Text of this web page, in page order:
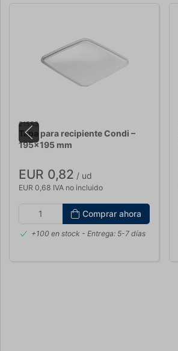
21553
Tapa para recipiente Condi –
195x195 mm
EUR 0,82 / ud
EUR 0,68 IVA no incluido
Comprar ahora
+100 en stock - Entrega: 5-7 días